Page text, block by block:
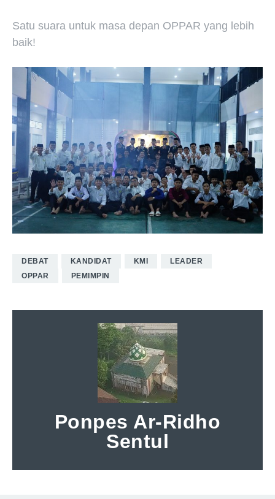
Satu suara untuk masa depan OPPAR yang lebih
baik!
DEBAT KANDIDAT KMI
LEADER
OPPAR
PEMIMPIN
Ponpes Ar-Ridho
Sentul